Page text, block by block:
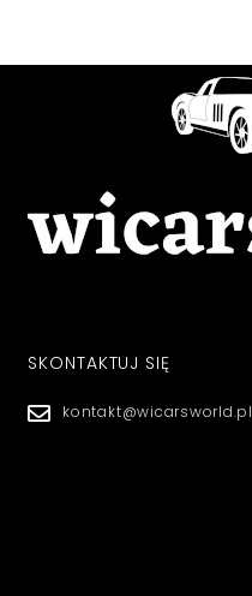
SKONTAKTUJ SIĘ
kontakt@wicarsworld.pl